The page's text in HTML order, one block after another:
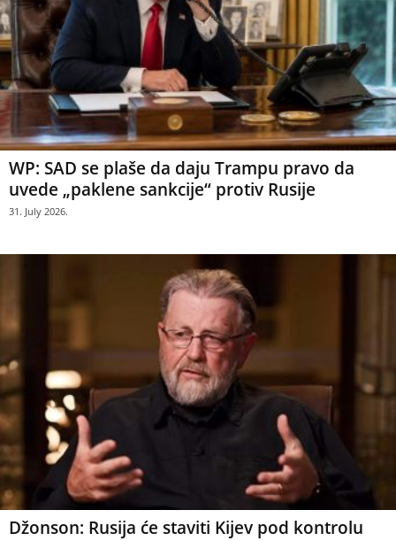
WP: SAD se plaše da daju Trampu pravo da
uvede „paklene sankcije“ protiv Rusije
31. July 2026.
Džonson: Rusija će staviti Kijev pod kontrolu